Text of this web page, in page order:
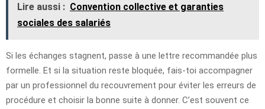
Lire aussi : Convention collective et garanties
sociales des salariés
Si les échanges stagnent, passe à une lettre recommandée plus
formelle. Et si la situation reste bloquée, fais-toi accompagner
par un professionnel du recouvrement pour éviter les erreurs de
procédure et choisir la bonne suite à donner. C’est souvent ce